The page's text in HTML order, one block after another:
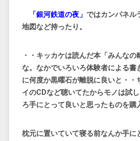
「銀河鉄道の夜」 ではカンパネル
地図など持ったり。
・・キッカケは読んだ本「みんな
な。なかでいろいろ体験者による書
に何度か黒曜石が離脱に良いと・・
イのCDなど聴いてたからモノは試
ろ手にとって良いと思ったものを購
枕元に置いていて寝る前なんか手に